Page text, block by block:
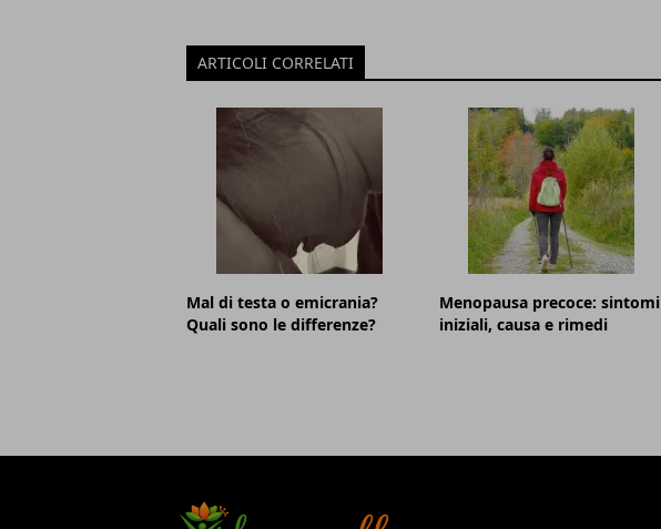
ARTICOLI CORRELATI
Mal di testa o emicrania?
Quali sono le differenze?
Menopausa precoce: sintomi
iniziali, causa e rimedi